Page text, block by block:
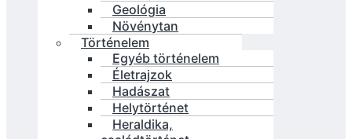
Geológia
Növénytan
Történelem
Egyéb történelem
Életrajzok
Hadászat
Helytörténet
Heraldika,